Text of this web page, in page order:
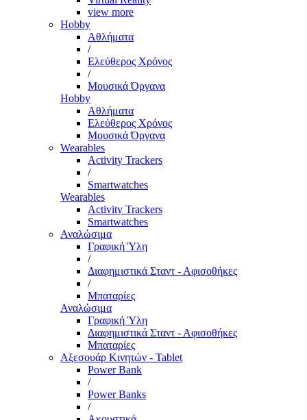
view more
Hobby
Αθλήματα
/
Ελεύθερος Χρόνος
/
Μουσικά Όργανα
Hobby
Αθλήματα
Ελεύθερος Χρόνος
Μουσικά Όργανα
Wearables
Activity Trackers
/
Smartwatches
Wearables
Activity Trackers
Smartwatches
Αναλώσιμα
Γραφική Ύλη
/
Διαφημιστικά Σταντ - Αφισοθήκες
/
Μπαταρίες
Αναλώσιμα
Γραφική Ύλη
Διαφημιστικά Σταντ - Αφισοθήκες
Μπαταρίες
Αξεσουάρ Κινητών - Tablet
Power Bank
/
Power Banks
/